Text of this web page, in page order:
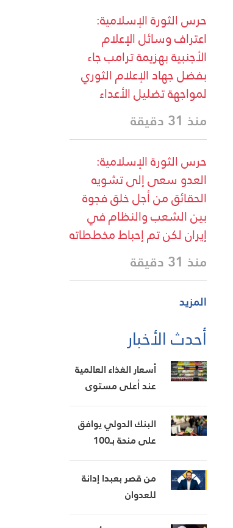
حرس الثورة الإسلامية:
اعتراف وسائل الإعلام
الأجنبية بهزيمة ترامب جاء
بفضل جهاد الإعلام الثوري
لمواجهة تضليل الأعداء
منذ 31 دقيقة
حرس الثورة الإسلامية:
العدو سعى إلى تشويه
الحقائق من أجل خلق فجوة
بين الشعب والنظام في
إيران لكن تم إحباط مخططاته
منذ 31 دقيقة
المزيد
أحدث الأخبار
أسعار الغذاء العالمية
عند أعلى مستوى
البنك الدولي يوافق
على منحة بـ100
تحديث القطاع المالي
في سوريا
من قصر بعبدا إدانة
للعدوان